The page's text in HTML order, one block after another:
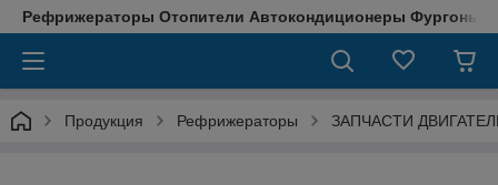
Рефрижераторы Отопители Автокондиционеры Фургоны
Продукция Рефрижераторы ЗАПЧАСТИ